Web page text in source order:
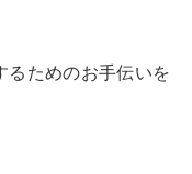
るためのお手伝いを